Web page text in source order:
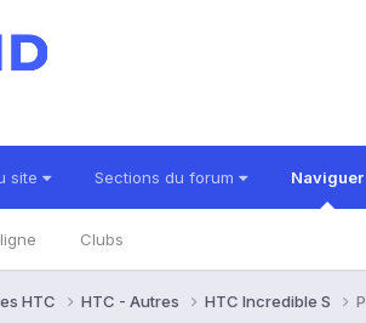
site Sections du forum Naviguer
Clubs
HTC HTC - Autres HTC Incredible S